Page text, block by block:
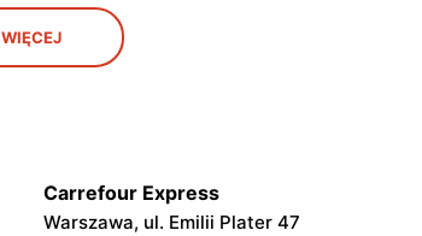
Intermarche Super
Zduńska Wola, ul. Sieradzka 64
Intermarche Super
WIĘCEJ
Carrefour Express
Warszawa, ul. Emilii Plater 47